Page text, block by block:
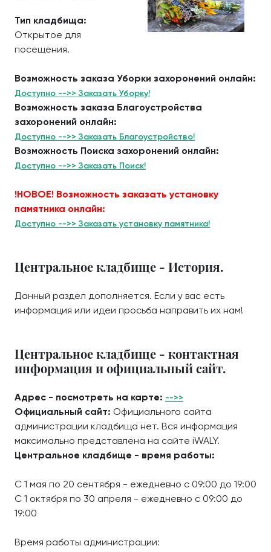
Тип кладбища:
Открытое для
посещения.
Возможность заказа Уборки захоронений онлайн:
Доступно -->> Заказать Уборку!
Возможность заказа Благоустройства
захоронений онлайн:
Доступно -->> Заказать Благоустройство!
Возможность Поиска захоронений онлайн:
Доступно -->> Заказать Поиск!
!НОВОЕ! Возможность заказать установку
памятника онлайн:
Доступно -->> Заказать установку памятника!
Центральное кладбище - История.
Данный раздел дополняется. Если у вас есть
информация или идеи просьба направить их нам!
Центральное кладбище - контактная
информация и официальный сайт.
Адрес - посмотреть на карте: -->>
Официальный сайт: Официального сайта
администрации кладбища нет. Вся информация
максимально представлена на сайте iWALY.
Центральное кладбище - время работы:
С 1 мая по 20 сентября - ежедневно с 09:00 до 19:00
С 1 октября по 30 апреля - ежедневно с 09:00 до
19:00
Время работы администрации: